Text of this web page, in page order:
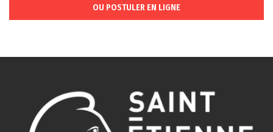
OU POSTULER EN LIGNE